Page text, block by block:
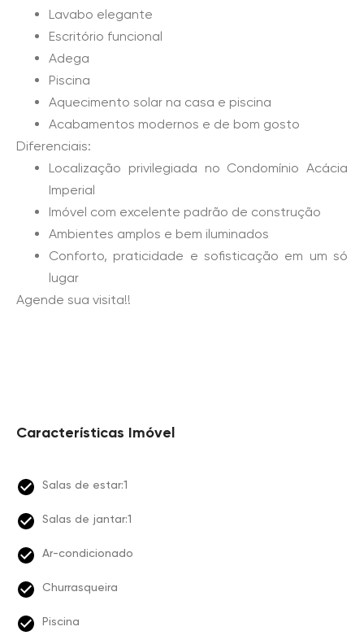
Lavabo elegante
Escritório funcional
Adega
Piscina
Aquecimento solar na casa e piscina
Acabamentos modernos e de bom gosto
Diferenciais:
Localização privilegiada no Condomínio Acácia
Imperial
Imóvel com excelente padrão de construção
Ambientes amplos e bem iluminados
Conforto, praticidade e sofisticação em um só
lugar
Agende sua visita!!
Características Imóvel
Salas de estar:1
Salas de jantar:1
Ar-condicionado
Churrasqueira
Piscina